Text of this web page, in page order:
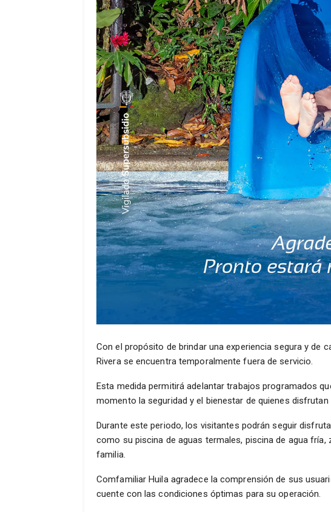
Con el propósito de brindar una experiencia segura y de
Rivera se encuentra temporalmente fuera de servicio.
Esta medida permitirá adelantar trabajos programados
momento la seguridad y el bienestar de quienes
Durante este periodo, los visitantes podrán seguir
como su piscina de aguas termales, piscina de agua
familia.
Comfamiliar Huila agradece la comprensión de sus
cuente con las condiciones óptimas para su operación.